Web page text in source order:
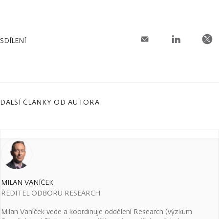
SDÍLENÍ
DALŠÍ ČLÁNKY OD AUTORA
MILAN VANÍČEK
ŘEDITEL ODBORU RESEARCH
Milan Vaníček vede a koordinuje oddělení Research (výzkum